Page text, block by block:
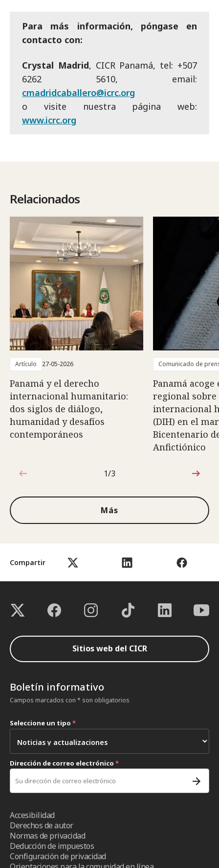
Compartir
Para más información, póngase en
contacto con:
Crystal Madrid, CICR Panamá, tel: +507
6262 5610, email:
cmadridcaballero@icrc.org
o visite nuestra página web:
www.icrc.org
Relacionados
Artículo 27-05-2026
Panamá y el derecho
internacional humanitario:
dos siglos de diálogo,
humanidad y desafíos
contemporáneos
Comunicado de
Panamá
regional sobre
internacional
(DIH) en el
Bicentenario
Anfictiónico
1de3
1/3
Más
Sitios web del CICR
Boletín informativo
Campos marcados con * son obligatorios
Seleccione un tipo *
Dirección de correo electrónico *
Accesibilidad
Derechos de autor
Normas de privacidad
Deducción de impuestos
Configuración de privacidad